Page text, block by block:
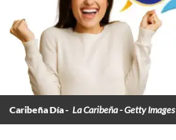
Caribeña Día - La Caribeña - Getty Images